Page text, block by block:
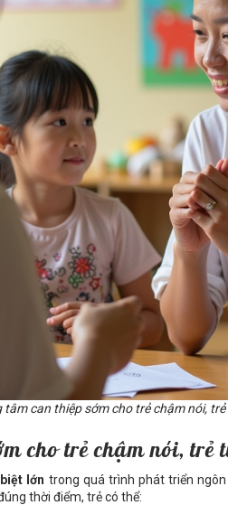
tâm can thiệp sớm cho trẻ chậm nói,
cho trẻ chậm nói, trẻ
lớn trong quá trình phát triển
thời điểm, trẻ có thể: